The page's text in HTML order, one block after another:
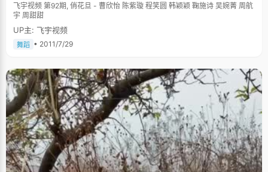
候，林婵娟听不懂海南话，跟当地人无法交流，更糟糕的是，老师讲课也用
方言，林婵娟上课就跟听天书一般，成绩一落千丈，考试成绩很糟糕，"那时
候，我跟别人借根铅笔都要指手画脚的比划半天。"后来慢慢听得懂海南话之
候是个小野人，每天放学后会跟一群孩子钻到树林子里玩，爬树，摘野果，
是大部头的武侠小说。"就这样我迷上了武侠，后来我嫌妈妈念得太慢，就开
始自己看，很多字不认识，我就翻字典，那段时间读了很多像《神州传奇》
之类的小说。"林婵娟的文学修养就这样被培养了起来，所以林婵娟认为自己
语文成绩很好，多亏了小时候牢固的基础。林婵娟的爸爸妈妈都是很爱看书
的人，在他们的潜移默化的影响下，林婵娟也很爱读书，甚至是"睡前无书不
成眠。" 林婵娟的父母对孩子的教育是很特别的，为了营造一个宽松的生活和
学习环境，他们对女儿的学习以及兴趣爱好完全不加以干涉，容许她看武侠
小说，玩电脑游戏，只有在女儿要走错路或者太过分的时候，他们才会适当
的提醒一下，注意学习和娱乐的时间比例等等。"爸爸妈妈觉得与其让我上大
学之后才接触，一旦上瘾就很难管制自己了，还不如早早的就让我接触一些
飞宇视频 第92期, 俏花旦 - 曹欣怡 陈紫璇 程笑圆 韩颖颖 鞠施诗 吴婉菁 周航
宇 周甜甜
UP主: 飞宇视频
舞蹈 • 2011/7/29